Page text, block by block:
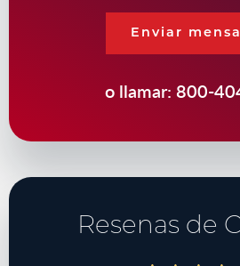
Enviar
o llamar: 800-
Resenas de